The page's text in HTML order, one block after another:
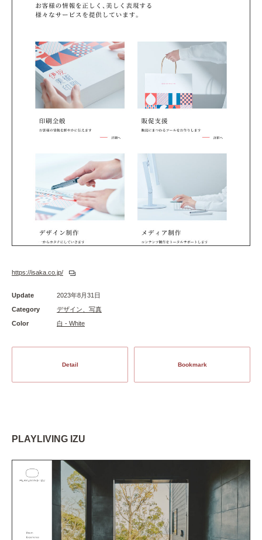
https://isaka.co.jp/
Update
2023年8月31日
Category
デザイン、写真
Color
白 - White
Detail Bookmark
PLAYLIVING IZU